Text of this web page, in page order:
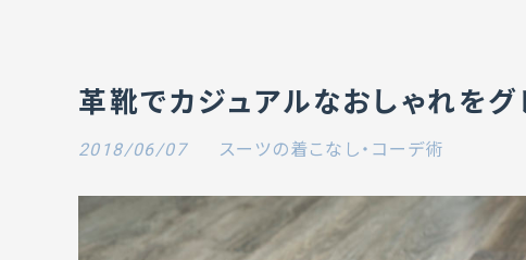
革靴でカジュアルなおしゃれをグ
2018/06/07 スーツの着こなし・コーデ術